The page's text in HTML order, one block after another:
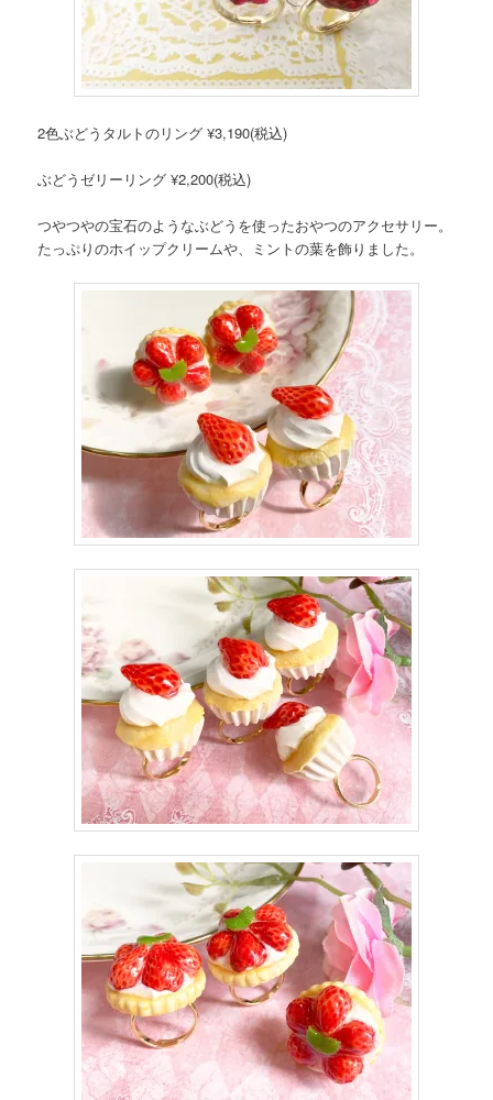
2色ぶどうタルトのリング ¥3,190(税込)
ぶどうゼリーリング ¥2,200(税込)
つやつやの宝石のようなぶどうを使ったおやつのアクセサリー。
たっぷりのホイップクリームや、ミントの葉を飾りました。